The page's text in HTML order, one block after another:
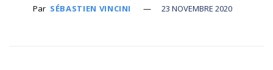
Par SÉBASTIEN VINCINI 23 NOVEMBRE 2020